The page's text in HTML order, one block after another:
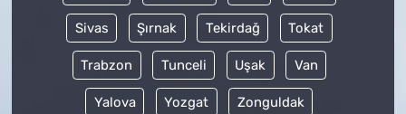
Sivas Şırnak Tekirdağ Tokat
Trabzon Tunceli Uşak Van
Yalova Yozgat Zonguldak